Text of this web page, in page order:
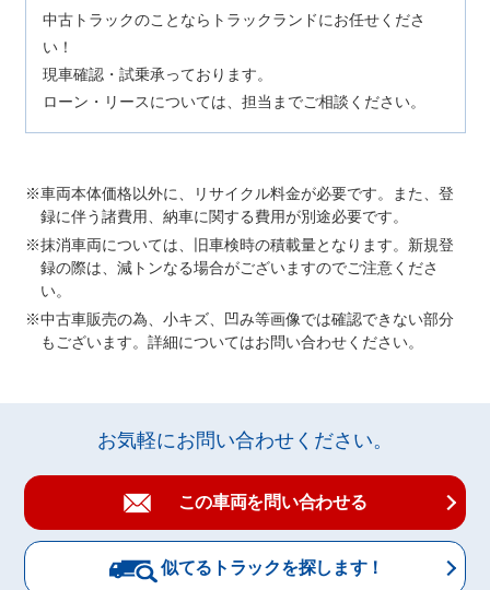
中古トラックのことならトラックランドにお任せくださ
い！
現車確認・試乗承っております。
ローン・リースについては、担当までご相談ください。
車両本体価格以外に、リサイクル料金が必要です。また、登
録に伴う諸費用、納車に関する費用が別途必要です。
抹消車両については、旧車検時の積載量となります。新規登
録の際は、減トンなる場合がございますのでご注意くださ
い。
中古車販売の為、小キズ、凹み等画像では確認できない部分
もございます。詳細についてはお問い合わせください。
お気軽にお問い合わせください。
この車両を問い合わせる
似てるトラックを探します！